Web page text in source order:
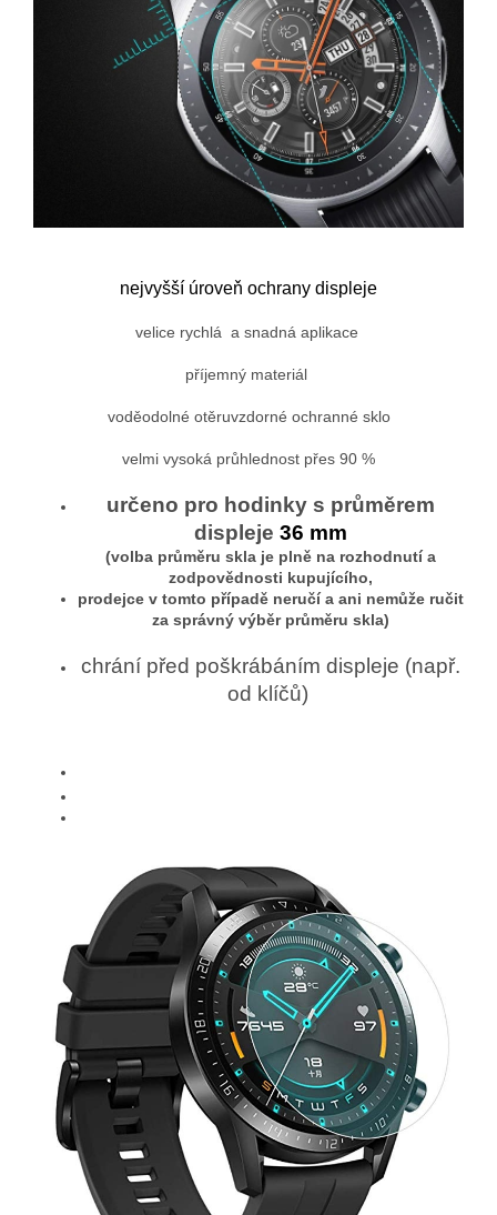
nejvyšší úroveň ochrany displeje
velice rychlá a snadná aplikace
příjemný materiál
voděodolné otěruvzdorné ochranné sklo
velmi vysoká průhlednost přes 90 %
určeno pro hodinky s průměrem
displeje 36 mm
(volba průměru skla je plně na rozhodnutí a
zodpovědnosti kupujícího,
prodejce v tomto případě neručí a ani nemůže ručit
za správný výběr průměru skla)
chrání před poškrábáním displeje (např.
od klíčů)